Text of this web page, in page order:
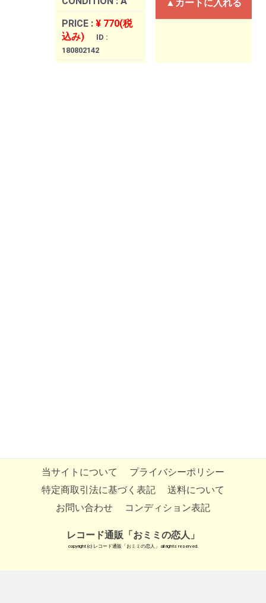
PRICE : ¥ 770(税
込み)
ID :
180802142
▲カートに入れる
当サイトについて
プライバシーポリシー
特定商取引法に基づく表記
送料について
お問い合わせ
コンディション表記
レコード通販「おミミの恋人」
copyright (c) レコード通販「おミミの恋人」 all rights reserved.